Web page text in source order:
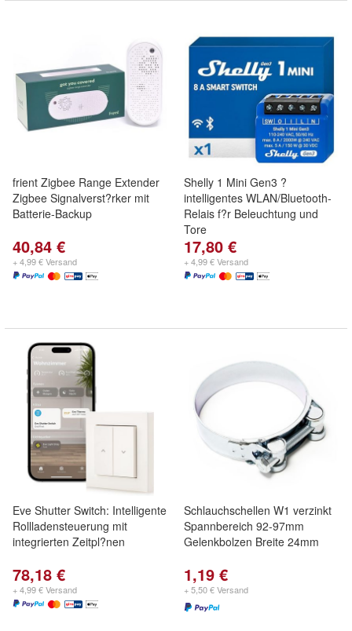
frient Zigbee Range Extender
Zigbee Signalverst?rker mit
Batterie-Backup
40,84 €
+ 4,99 € Versand
Shelly 1 Mini Gen3 ?
intelligentes WLAN/Bluetooth-
Relais f?r Beleuchtung und
Tore
17,80 €
+ 4,99 € Versand
Eve Shutter Switch: Intelligente
Rollladensteuerung mit
integrierten Zeitpl?nen
78,18 €
+ 4,99 € Versand
Schlauchschellen W1 verzinkt
Spannbereich 92-97mm
Gelenkbolzen Breite 24mm
1,19 €
+ 5,50 € Versand